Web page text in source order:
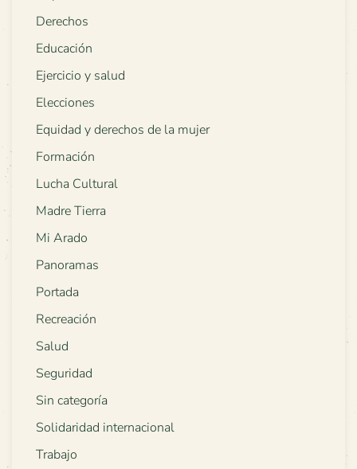
Derechos
Educación
Ejercicio y salud
Elecciones
Equidad y derechos de la mujer
Formación
Lucha Cultural
Madre Tierra
Mi Arado
Panoramas
Portada
Recreación
Salud
Seguridad
Sin categoría
Solidaridad internacional
Trabajo